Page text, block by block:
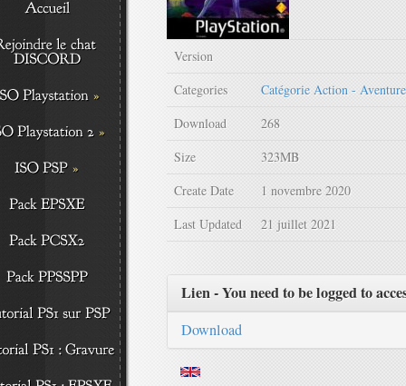
Version
Categories
Catégorie Action - Aventure
Download
268
Size
323MB
Create Date
1 novembre 2020
Last Updated
21 juillet 2021
Lien - You need to be logged to
Download